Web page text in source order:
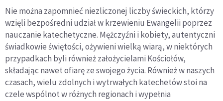
Nie można zapomnieć niezliczonej liczby świeckich, którzy
wzięli bezpośredni udział w krzewieniu Ewangelii poprzez
nauczanie katechetyczne. Mężczyźni i kobiety, autentyczni
świadkowie świętości, ożywieni wielką wiarą, w niektórych
przypadkach byli również założycielami Kościołów,
składając nawet ofiarę ze swojego życia. Również w naszych
czasach, wielu zdolnych i wytrwałych katechetów stoi na
czele wspólnot w różnych regionach i wypełnia